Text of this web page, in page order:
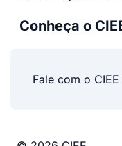
Conheça o
Fale com o CIEE